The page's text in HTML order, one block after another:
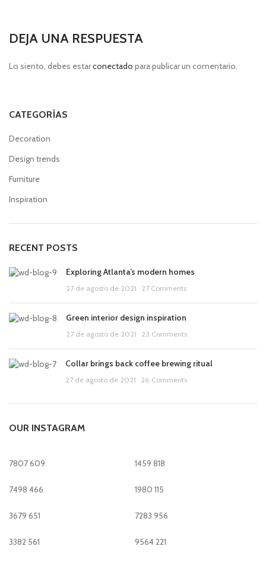
DEJA UNA RESPUESTA
Lo siento, debes estarconectado para publicar un comentario.
CATEGORÍAS
Decoration
Design trends
Furniture
Inspiration
RECENT POSTS
Exploring Atlanta’s modern homes
27 de agosto de 2021 27 Comments
Green interior design inspiration
27 de agosto de 2021 23 Comments
Collar brings back coffee brewing ritual
27 de agosto de 2021 26 Comments
OUR INSTAGRAM
7807609 1459 818
7498 466 1980 115
3679 651 7283 956
3382 561 9564221